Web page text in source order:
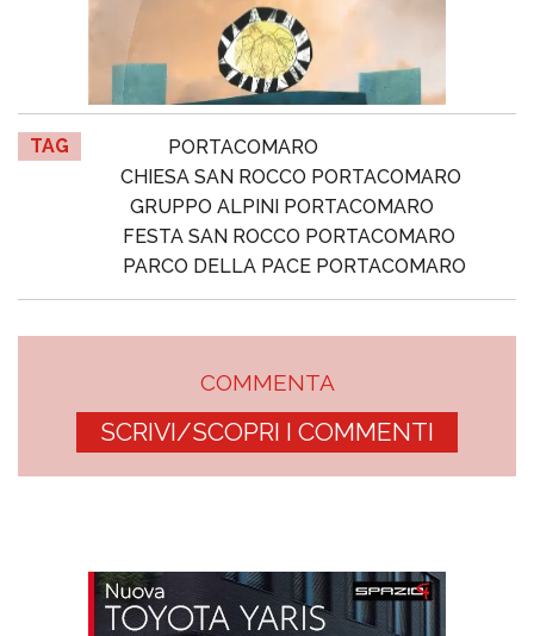
TAG
PORTACOMARO
CHIESA SAN ROCCO PORTACOMARO
GRUPPO ALPINI PORTACOMARO
FESTA SAN ROCCO PORTACOMARO
PARCO DELLA PACE PORTACOMARO
COMMENTA
SCRIVI/SCOPRI I COMMENTI